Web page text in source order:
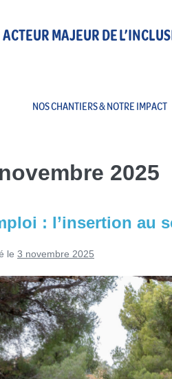
ACTEUR MAJEUR DE
NOS CHANTIERS & NOTRE IMPACT
novembre 2025
: l’insertion au
le 3 novembre 2025